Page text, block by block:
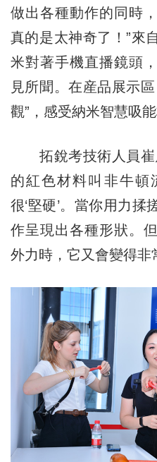
做出各種動作的同時
真的是太神奇了！”來
米對著手機直播鏡頭
見所聞。在産品展示
觀”，感受納米智慧吸能
拓銳考技術人員崔
的紅色材料叫非牛頓
很‘堅硬’。當你用力
作呈現出各種形狀。
外力時，它又會變得非